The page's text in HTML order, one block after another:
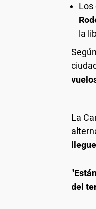
Los
la
La
del